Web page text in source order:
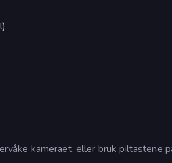
kameraet, eller bruk piltastene